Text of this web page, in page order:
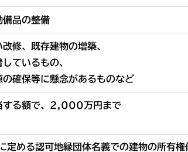
備品の整備
修、既存建物の増築、
ているもの、
確保等に懸念があるものなど
する額で、2,000万円まで
定める認可地縁団体名義での建物の所有権